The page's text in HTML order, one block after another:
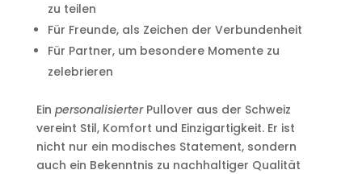
zu teilen
Für Freunde, als Zeichen der Verbundenheit
Für Partner, um besondere Momente zu
zelebrieren
Ein personalisierterPullover aus der Schweiz
vereint Stil, Komfort und Einzigartigkeit. Er ist
nicht nur ein modisches Statement, sondern
auch ein Bekenntnis zu nachhaltiger Qualität